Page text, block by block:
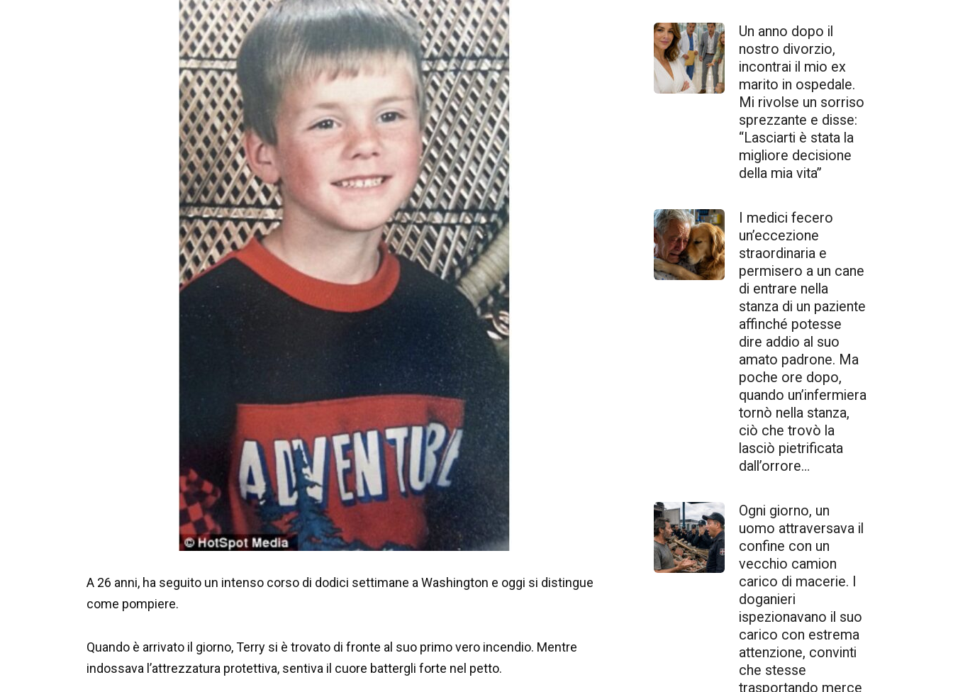
A 26 anni, ha seguito un intenso corso di dodici settimane a Washington e oggi si distingue
come pompiere.
Quando è arrivato il giorno, Terry si è trovato di fronte al suo primo vero incendio. Mentre
indossava l’attrezzatura protettiva, sentiva il cuore battergli forte nel petto.
Un anno dopo il
nostro divorzio,
incontrai il mio ex
marito in ospedale.
Mi rivolse un sorriso
sprezzante e disse:
“Lasciarti è stata la
migliore decisione
della mia vita”
I medici fecero
un’eccezione
straordinaria e
permisero a un cane
di entrare nella
stanza di un paziente
affinché potesse
dire addio al suo
amato padrone. Ma
poche ore dopo,
quando un’infermiera
tornò nella stanza,
ciò che trovò la
lasciò pietrificata
dall’orrore…
Ogni giorno, un
uomo attraversava il
confine con un
vecchio camion
carico di macerie. I
doganieri
ispezionavano il suo
carico con estrema
attenzione, convinti
che stesse
trasportando merce